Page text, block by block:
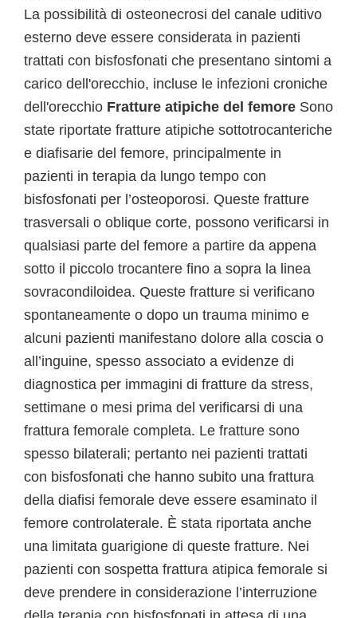
La possibilità di osteonecrosi del canale uditivo
esterno deve essere considerata in pazienti
trattati con bisfosfonati che presentano sintomi a
carico dell'orecchio, incluse le infezioni croniche
dell'orecchio Fratture atipiche del femore Sono
state riportate fratture atipiche sottotrocanteriche
e diafisarie del femore, principalmente in
pazienti in terapia da lungo tempo con
bisfosfonati per l’osteoporosi. Queste fratture
trasversali o oblique corte, possono verificarsi in
qualsiasi parte del femore a partire da appena
sotto il piccolo trocantere fino a sopra la linea
sovracondiloidea. Queste fratture si verificano
spontaneamente o dopo un trauma minimo e
alcuni pazienti manifestano dolore alla coscia o
all’inguine, spesso associato a evidenze di
diagnostica per immagini di fratture da stress,
settimane o mesi prima del verificarsi di una
frattura femorale completa. Le fratture sono
spesso bilaterali; pertanto nei pazienti trattati
con bisfosfonati che hanno subito una frattura
della diafisi femorale deve essere esaminato il
femore controlaterale. È stata riportata anche
una limitata guarigione di queste fratture. Nei
pazienti con sospetta frattura atipica femorale si
deve prendere in considerazione l’interruzione